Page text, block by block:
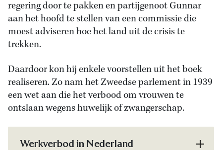
regering door te pakken en partijgenoot Gunnar
aan het hoofd te stellen van een commissie die
moest adviseren hoe het land uit de crisis te
trekken.
Daardoor kon hij enkele voorstellen uit het boek
realiseren. Zo nam het Zweedse parlement in 1939
een wet aan die het verbood om vrouwen te
ontslaan wegens huwelijk of zwangerschap.
Werkverbod in Nederland